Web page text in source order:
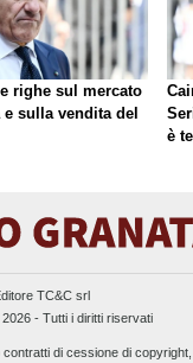
righe sul mercato
sulla vendita del
è
TC&C srl
- Tutti i diritti riservati
di cessione di